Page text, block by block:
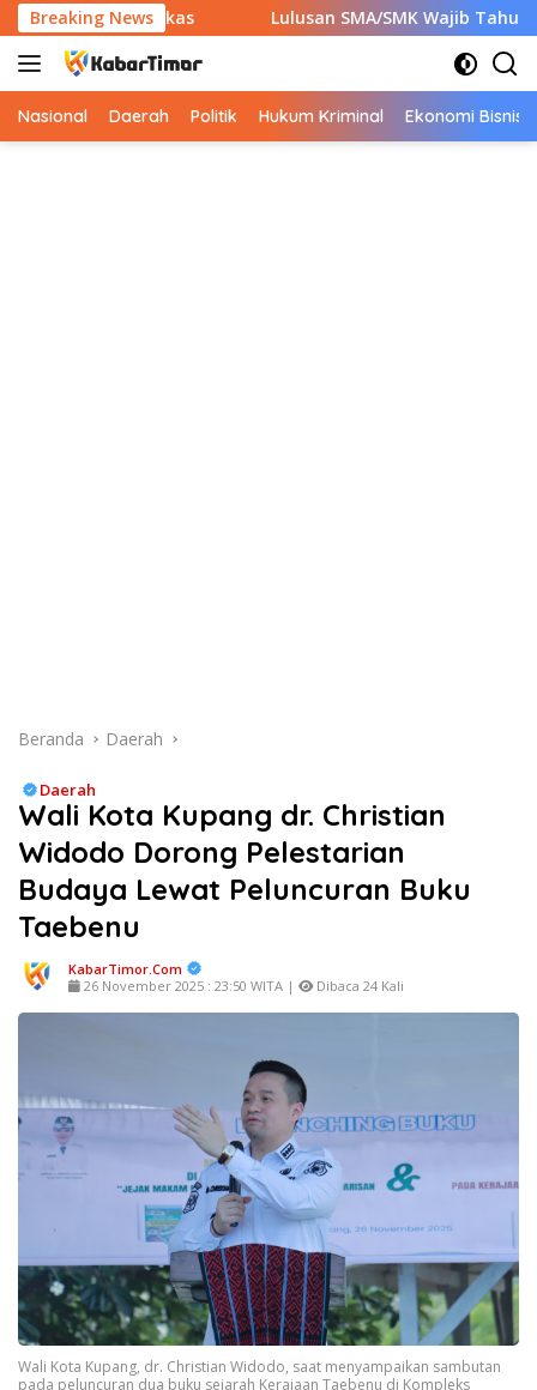
Langsung
ke
konten
Breaking News
7 Berkas Lulusan SMA/SMK Wajib Tahu! Ini 9
Nasional Daerah Politik Hukum Kriminal Ekonomi Bisnis
Beranda Daerah
Daerah
Wali Kota Kupang dr. Christian
Widodo Dorong Pelestarian
Budaya Lewat Peluncuran Buku
Taebenu
KabarTimor.com
26 November 2025 : 23:50 WITA |
Dibaca 24 Kali
Wali Kota Kupang, dr. Christian Widodo, saat menyampaikan sambutan
pada peluncuran dua buku sejarah Kerajaan Taebenu di Kompleks